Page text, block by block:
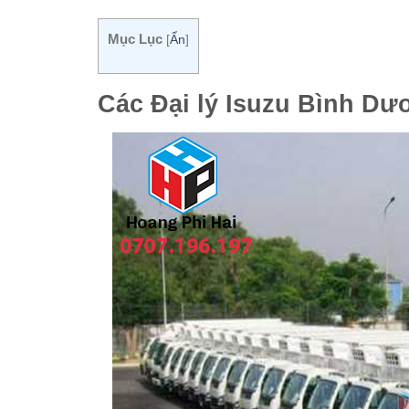
Mục Lục [Ẩn]
Các Đại lý Isuzu Bình